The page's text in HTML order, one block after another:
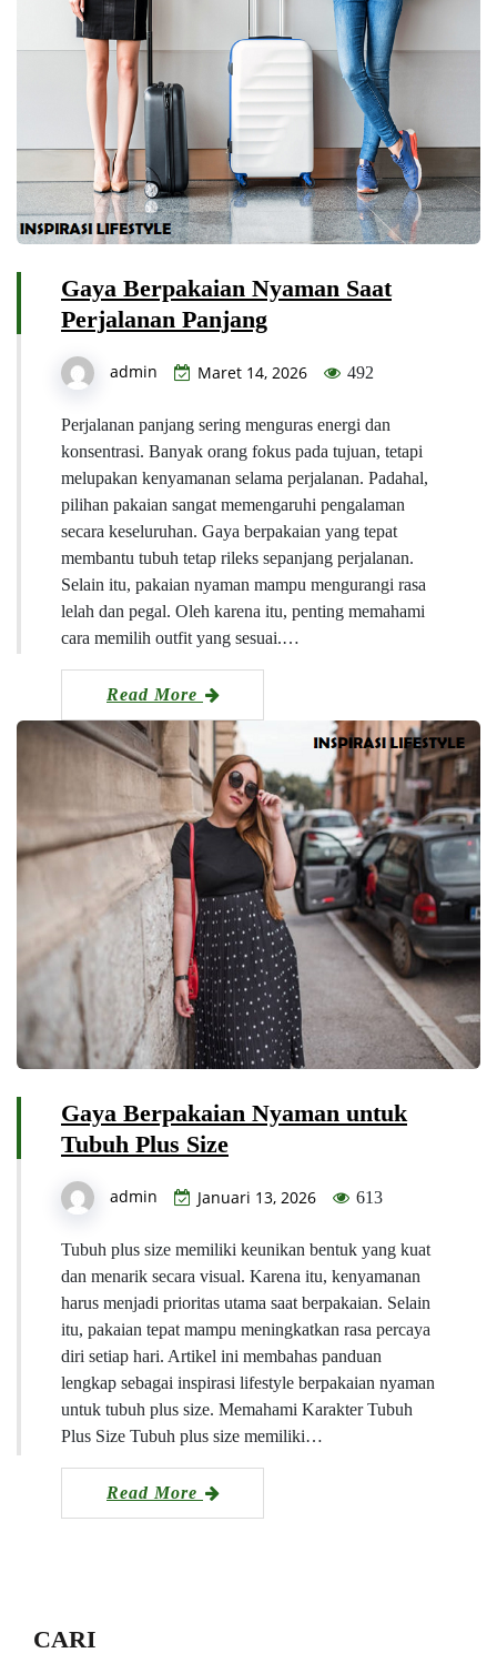
Gaya Berpakaian Nyaman Saat
Perjalanan Panjang
admin Maret 14, 2026 492
Perjalanan panjang sering menguras energi dan
konsentrasi. Banyak orang fokus pada tujuan, tetapi
melupakan kenyamanan selama perjalanan. Padahal,
pilihan pakaian sangat memengaruhi pengalaman
secara keseluruhan. Gaya berpakaian yang tepat
membantu tubuh tetap rileks sepanjang perjalanan.
Selain itu, pakaian nyaman mampu mengurangi rasa
lelah dan pegal. Oleh karena itu, penting memahami
cara memilih outfit yang sesuai.…
Read More
Gaya Berpakaian Nyaman untuk
Tubuh Plus Size
admin Januari 13, 2026 613
Tubuh plus size memiliki keunikan bentuk yang kuat
dan menarik secara visual. Karena itu, kenyamanan
harus menjadi prioritas utama saat berpakaian. Selain
itu, pakaian tepat mampu meningkatkan rasa percaya
diri setiap hari. Artikel ini membahas panduan
lengkap sebagai inspirasi lifestyle berpakaian nyaman
untuk tubuh plus size. Memahami Karakter Tubuh
Plus Size Tubuh plus size memiliki…
Read More
CARI